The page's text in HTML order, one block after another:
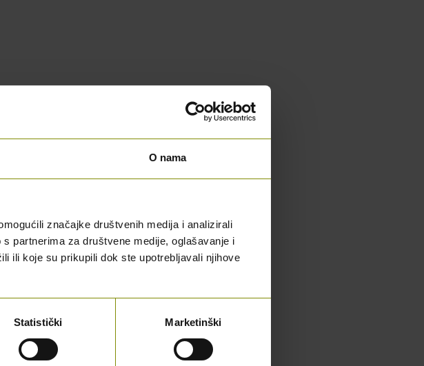
O nama
značajke društvenih medija i analizirali
partnerima za društvene medije, oglašavanje i
ili koje su prikupili dok ste upotrebljavali njihove
Statistički Marketinški